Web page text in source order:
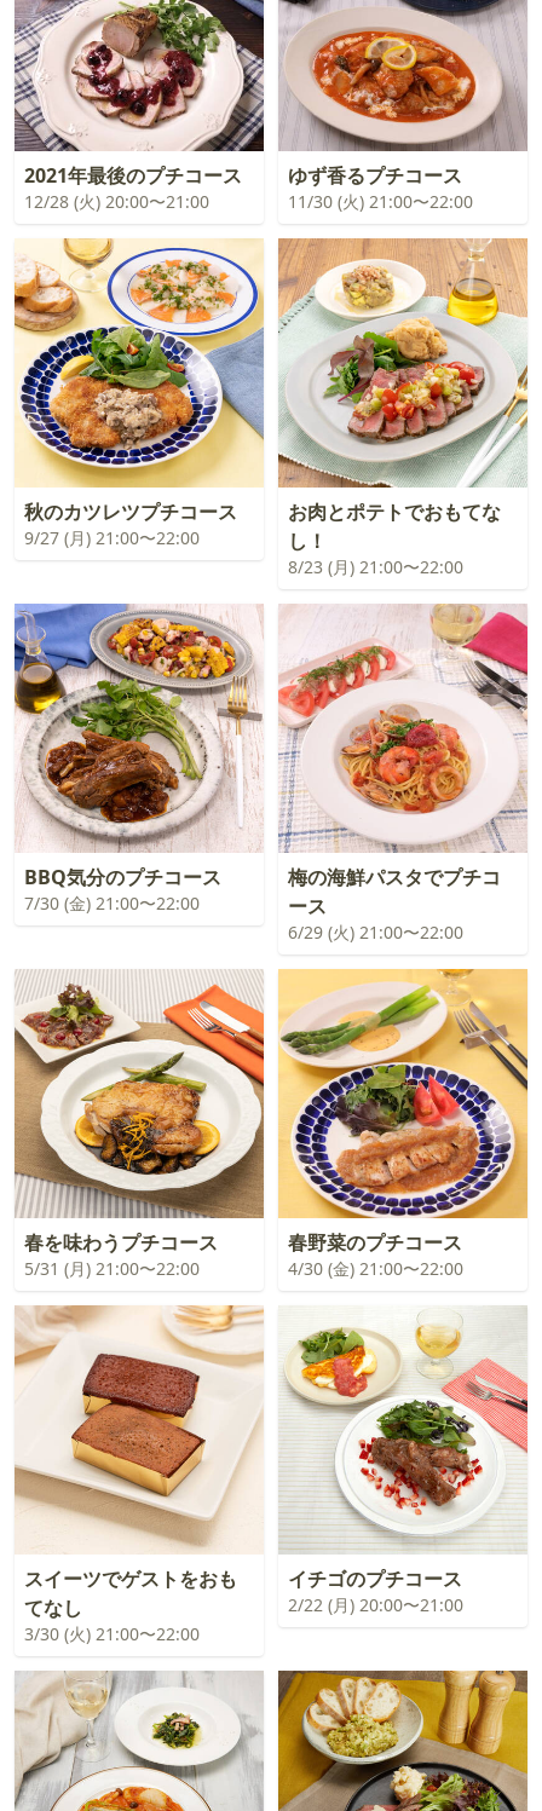
2021年最後のプチコース
12/28 (火) 20:00〜21:00
ゆず香るプチコース
11/30 (火) 21:00〜22:00
秋のカツレツプチコース
9/27 (月) 21:00〜22:00
お肉とポテトでおもてな
し！
8/23 (月) 21:00〜22:00
BBQ気分のプチコース
7/30 (金) 21:00〜22:00
梅の海鮮パスタでプチコ
ース
6/29 (火) 21:00〜22:00
春を味わうプチコース
5/31 (月) 21:00〜22:00
春野菜のプチコース
4/30 (金) 21:00〜22:00
スイーツでゲストをおも
てなし
3/30 (火) 21:00〜22:00
イチゴのプチコース
2/22 (月) 20:00〜21:00